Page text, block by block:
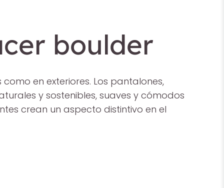
boulder
en exteriores. Los pantalones,
y sostenibles, suaves y cómodos
crean un aspecto distintivo en el